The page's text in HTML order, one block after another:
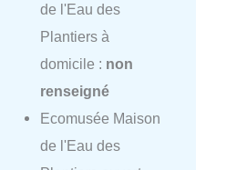
de l'Eau des
Plantiers à
domicile : non
renseigné
Ecomusée Maison
de l'Eau des